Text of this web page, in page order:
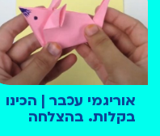
אוריגמי עכבר | הכינו
בקלות. בהצלחה